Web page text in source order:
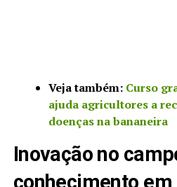
Veja também: Curso
ajuda agricultores a
doenças na bananeira
Inovação no
conhecimento